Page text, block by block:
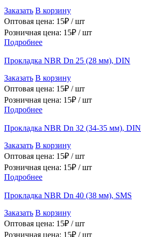
Заказать В корзину
Оптовая цена: 15₽ /шт
Розничная цена: 15₽ /шт
Подробнее
Прокладка NBR Dn 25 (28 мм), DIN
Заказать В корзину
Оптовая цена: 15₽ /шт
Розничная цена: 15₽ /шт
Подробнее
Прокладка NBR Dn 32 (34-35 мм), DIN
Заказать В корзину
Оптовая цена: 15₽ /шт
Розничная цена: 15₽ /шт
Подробнее
Прокладка NBR Dn 40 (38 мм), SMS
Заказать В корзину
Оптовая цена: 15₽ /шт
Розничная цена: 15₽ /шт